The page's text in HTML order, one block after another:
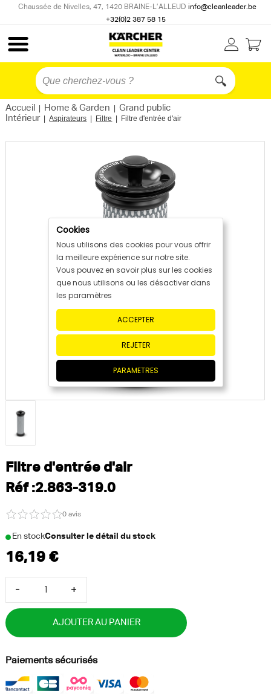
Chaussée de Nivelles, 47, 1420 BRAINE-L’ALLEUD info@cleanleader.be
+32(0)2 387 58 15
Accueil | Home & Garden |Grand public
Intérieur|Aspirateurs | Filtre | Filtre d'entrée d'air
Filtre d'entrée d'air
Réf :2.863-319.0
0 avis
En stockConsulter le détail du stock
- +
AJOUTER AU PANIER
Paiements sécurisés
Cookies
Nous utilisons des cookies pour vous offrir
la meilleure expérience sur notre site.
Vous pouvez en savoir plus sur les cookies
que nous utilisons ou les désactiver dans
les paramètres
ACCEPTER
REJETER
PARAMETRES